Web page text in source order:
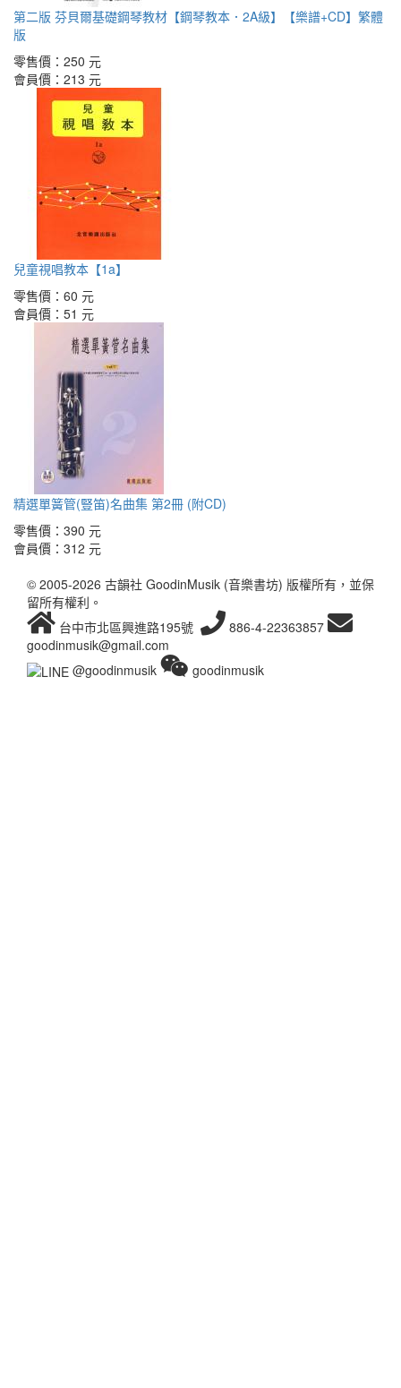
第二版 芬貝爾基礎鋼琴教材【鋼琴教本．2A級】【樂譜+CD】繁體
版
零售價： 250 元
會員價： 213 元
兒童視唱教本【1a】
零售價： 60 元
會員價： 51 元
精選單簧管(豎笛)名曲集 第2冊 (附CD)
零售價： 390 元
會員價： 312 元
© 2005-2026 古韻社 GoodinMusik (音樂書坊) 版權所有，並保
留所有權利。
台中市北區興進路195號
886-4-22363857
goodinmusik@gmail.com
@goodinmusik
goodinmusik